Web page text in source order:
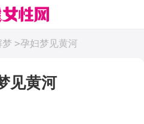
梦 >孕妇梦见黄河
见黄河